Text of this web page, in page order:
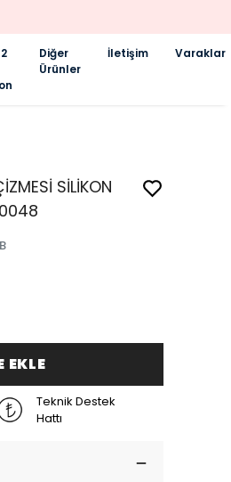
Diğer
Ürünler
İletişim Varaklar
SİLİKON
0048
EKLE
Teknik Destek
Hattı